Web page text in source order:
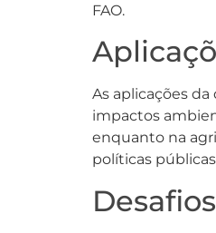
FAO.
As aplicações
impactos
enquanto na
políticas